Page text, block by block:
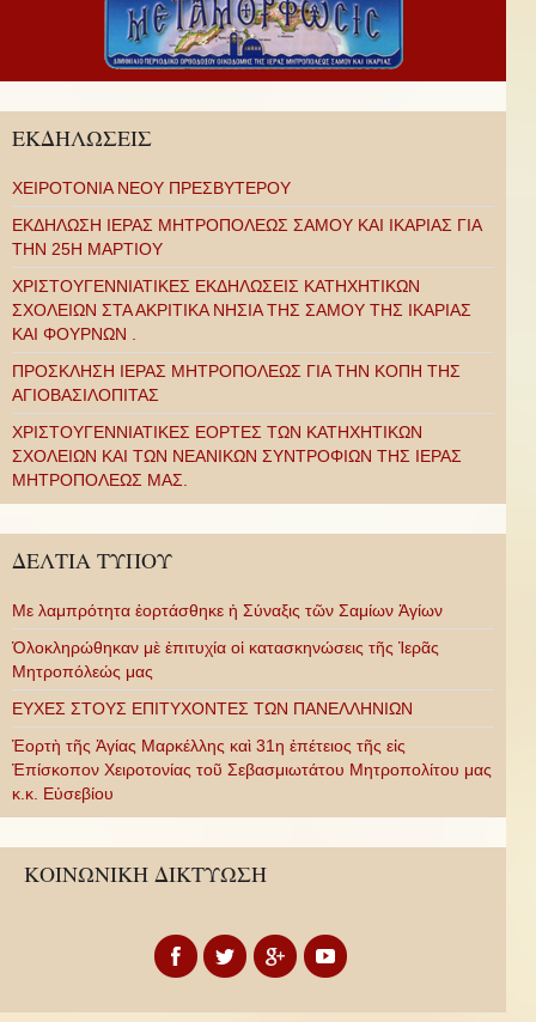
ΕΚΔΗΛΩΣΕΙΣ
ΧΕΙΡΟΤΟΝΙΑ ΝΕΟΥ ΠΡΕΣΒΥΤΕΡΟΥ
ΕΚΔΗΛΩΣΗ ΙΕΡΑΣ ΜΗΤΡΟΠΟΛΕΩΣ ΣΑΜΟΥ ΚΑΙ ΙΚΑΡΙΑΣ ΓΙΑ
ΤΗΝ 25Η ΜΑΡΤΙΟΥ
ΧΡΙΣΤΟΥΓΕΝΝΙΑΤΙΚΕΣ ΕΚΔΗΛΩΣΕΙΣ ΚΑΤΗΧΗΤΙΚΩΝ
ΣΧΟΛΕΙΩΝ ΣΤΑ ΑΚΡΙΤΙΚΑ ΝΗΣΙΑ ΤΗΣ ΣΑΜΟΥ ΤΗΣ ΙΚΑΡΙΑΣ
ΚΑΙ ΦΟΥΡΝΩΝ .
ΠΡΟΣΚΛΗΣΗ ΙΕΡΑΣ ΜΗΤΡΟΠΟΛΕΩΣ ΓΙΑ ΤΗΝ ΚΟΠΗ ΤΗΣ
ΑΓΙΟΒΑΣΙΛΟΠΙΤΑΣ
ΧΡΙΣΤΟΥΓΕΝΝΙΑΤΙΚΕΣ ΕΟΡΤΕΣ ΤΩΝ ΚΑΤΗΧΗΤΙΚΩΝ
ΣΧΟΛΕΙΩΝ ΚΑΙ ΤΩΝ ΝΕΑΝΙΚΩΝ ΣΥΝΤΡΟΦΙΩΝ ΤΗΣ ΙΕΡΑΣ
ΜΗΤΡΟΠΟΛΕΩΣ ΜΑΣ.
ΔΕΛΤΙΑ ΤΥΠΟΥ
Με λαμπρότητα ἑορτάσθηκε ἡ Σύναξις τῶν Σαμίων Ἁγίων
Ὁλοκληρώθηκαν μὲ ἐπιτυχία οἱ κατασκηνώσεις τῆς Ἱερᾶς
Μητροπόλεώς μας
ΕΥΧΕΣ ΣΤΟΥΣ ΕΠΙΤΥΧΟΝΤΕΣ ΤΩΝ ΠΑΝΕΛΛΗΝΙΩΝ
Ἑορτὴ τῆς Ἁγίας Μαρκέλλης καὶ 31η ἐπέτειος τῆς εἰς
Ἐπίσκοπον Χειροτονίας τοῦ Σεβασμιωτάτου Μητροπολίτου μας
κ.κ. Εὐσεβίου
ΚΟΙΝΩΝΙΚΗ ΔΙΚΤΥΩΣΗ